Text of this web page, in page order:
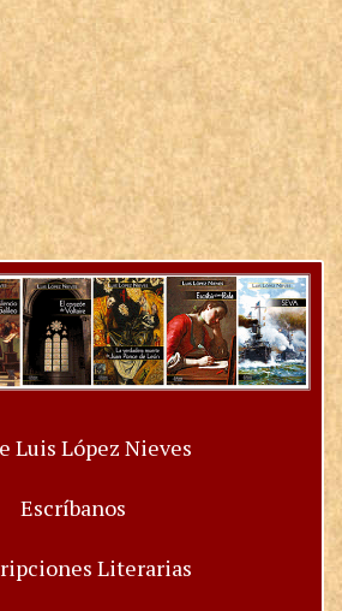
Luis López Nieves
Escríbanos
Literarias